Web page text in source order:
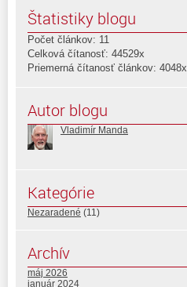
Štatistiky blogu
Počet článkov: 11
Celková čítanosť: 44529x
Priemerná čítanosť článkov: 4048x
Autor blogu
Vladimír Manda
Kategórie
Nezaradené (11)
Archív
máj 2026
január 2024